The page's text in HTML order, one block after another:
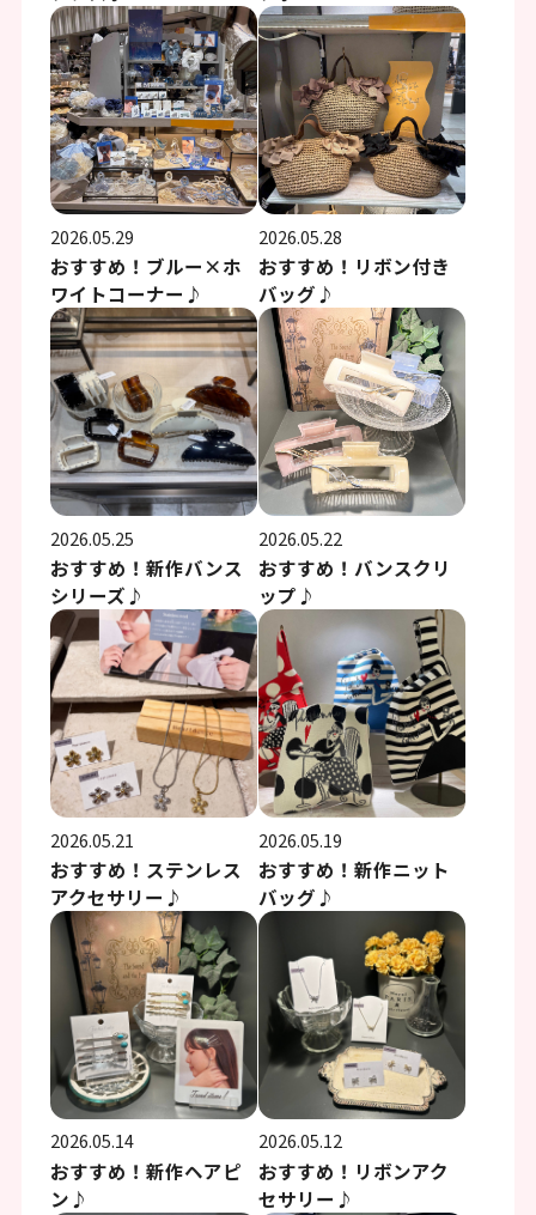
2026.05.29
おすすめ！ブルー×ホ
ワイトコーナー♪
2026.05.28
おすすめ！リボン付き
バッグ♪
2026.05.25
おすすめ！新作バンス
シリーズ♪
2026.05.22
おすすめ！バンスクリ
ップ♪
2026.05.21
おすすめ！ステンレス
アクセサリー♪
2026.05.19
おすすめ！新作ニット
バッグ♪
2026.05.14
おすすめ！新作ヘアピ
ン♪
2026.05.12
おすすめ！リボンアク
セサリー♪